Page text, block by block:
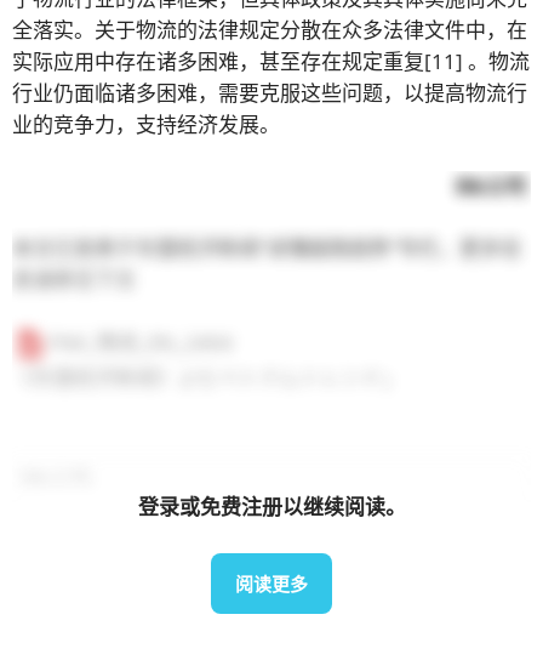
全落实。关于物流的法律规定分散在众多法律文件中，在
实际应用中存在诸多困难，甚至存在规定重复[11] 。物流
行业仍面临诸多困难，需要克服这些问题，以提高物流行
业的竞争力，支持经济发展。
B&公司
本文已发表于东盟经济新闻“读懂越南趋势”专栏。更多信
公司。我们提供广泛的服务，包括行业报告、行业访
谈、消费者调查和商业配对。此外，我们近期还建立了
登录或免费注册以继续阅读。
阅读更多